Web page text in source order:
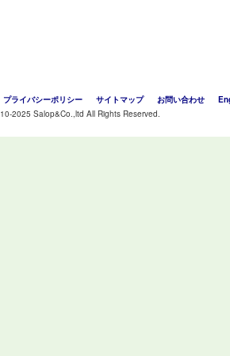
プライバシーポリシー サイトマップ お問い合わせ
2025 Salop&Co.,ltd All Rights Reserved.